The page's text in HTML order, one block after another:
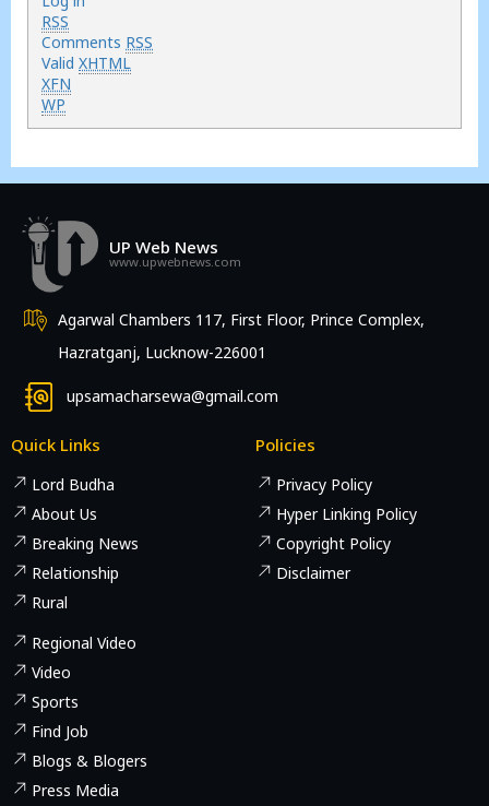
RSS
Comments RSS
Valid XHTML
XFN
WP
UP Web News
www.upwebnews.com
Agarwal Chambers 117, First Floor, Prince Complex,
Hazratganj, Lucknow-226001
upsamacharsewa@gmail.com
Quick Links
Lord Budha
About Us
Breaking News
Relationship
Rural
Regional Video
Video
Sports
Find Job
Blogs & Blogers
Press Media
Policies
Privacy Policy
Hyper Linking Policy
Copyright Policy
Disclaimer